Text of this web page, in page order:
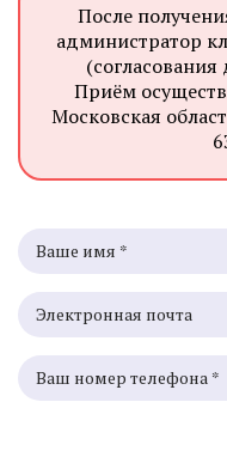
После
администратор
Приём
Московская